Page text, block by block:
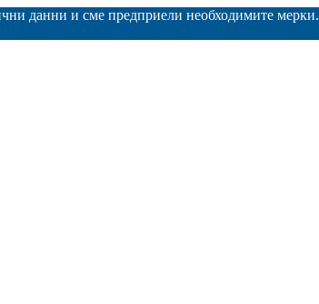
данни и сме предприели необходимите мерки.